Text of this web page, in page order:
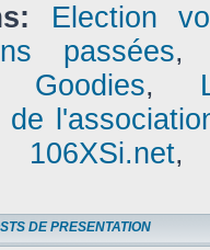
Election
passées
Goodies,
de
106XSi.net
DE PRESENTATION